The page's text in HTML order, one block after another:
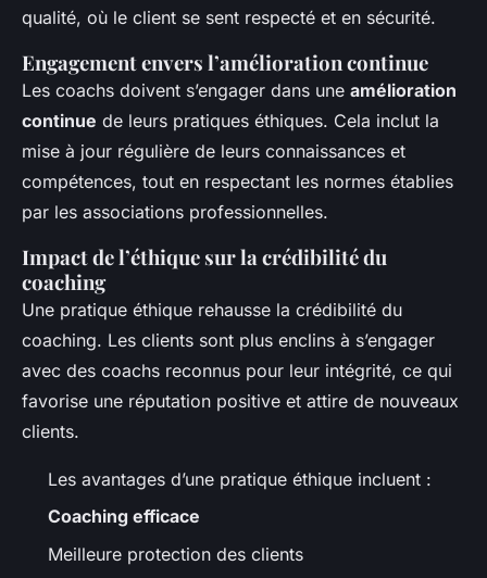
qualité, où le client se sent respecté et en sécurité.
Engagement envers l’amélioration continue
Les coachs doivent s’engager dans une amélioration
continue de leurs pratiques éthiques. Cela inclut la
mise à jour régulière de leurs connaissances et
compétences, tout en respectant les normes établies
par les associations professionnelles.
Impact de l’éthique sur la crédibilité du
coaching
Une pratique éthique rehausse la crédibilité du
coaching. Les clients sont plus enclins à s’engager
avec des coachs reconnus pour leur intégrité, ce qui
favorise une réputation positive et attire de nouveaux
clients.
Les avantages d’une pratique éthique incluent :
Coaching efficace
Meilleure protection des clients